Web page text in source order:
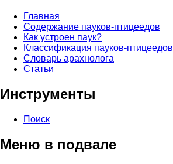
Главная
Содержание пауков-птицеедов
Как устроен паук?
Классификация пауков-птицеедов
Словарь арахнолога
Статьи
Инструменты
Поиск
Меню в подвале